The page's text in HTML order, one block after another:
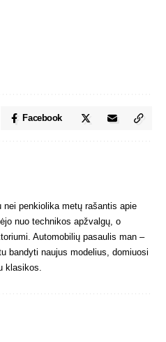
Facebook
penkiolika metų rašantis apie
nuo technikos apžvalgų, o
Automobilių pasaulis man –
bandyti naujus modelius, domiuosi
klasikos.